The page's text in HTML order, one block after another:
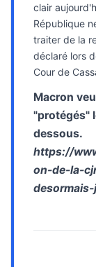
clair
République
traiter de la
déclaré lors
Cour de
Macron
"protégés"
dessous.
https://
on-de-la-